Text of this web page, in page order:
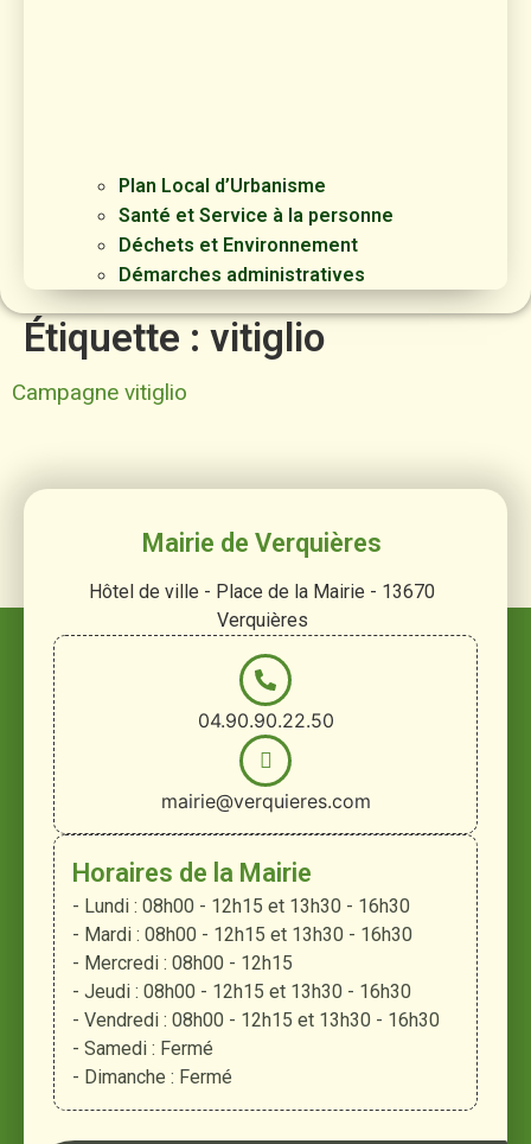
Plan Local d’Urbanisme
Santé et Service à la personne
Déchets et Environnement
Démarches administratives
Étiquette : vitiglio
Campagne vitiglio
Mairie de Verquières
Hôtel de ville - Place de la Mairie - 13670
Verquières
04.90.90.22.50
mairie@verquieres.com
Horaires de la Mairie
- Lundi : 08h00 - 12h15 et 13h30 - 16h30
- Mardi : 08h00 - 12h15 et 13h30 - 16h30
- Mercredi : 08h00 - 12h15
- Jeudi : 08h00 - 12h15 et 13h30 - 16h30
- Vendredi : 08h00 - 12h15 et 13h30 - 16h30
- Samedi : Fermé
- Dimanche : Fermé